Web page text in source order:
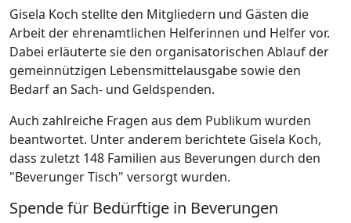
Gisela Koch stellte den Mitgliedern und Gästen die
Arbeit der ehrenamtlichen Helferinnen und Helfer vor.
Dabei erläuterte sie den organisatorischen Ablauf der
gemeinnützigen Lebensmittelausgabe sowie den
Bedarf an Sach- und Geldspenden.
Auch zahlreiche Fragen aus dem Publikum wurden
beantwortet. Unter anderem berichtete Gisela Koch,
dass zuletzt 148 Familien aus Beverungen durch den
"Beverunger Tisch" versorgt wurden.
Spende für Bedürftige in Beverungen